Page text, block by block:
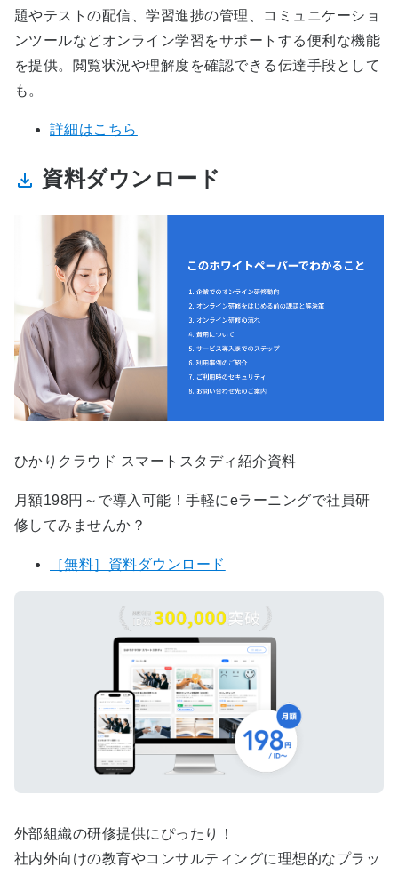
題やテストの配信、学習進捗の管理、コミュニケーショ
ンツールなどオンライン学習をサポートする便利な機能
を提供。閲覧状況や理解度を確認できる伝達手段として
も。
詳細はこちら
資料ダウンロード
ひかりクラウド スマートスタディ紹介資料
月額198円～で導入可能！手軽にeラーニングで社員研
修してみませんか？
［無料］資料ダウンロード
外部組織の研修提供にぴったり！
社内外向けの教育やコンサルティングに理想的なプラッ